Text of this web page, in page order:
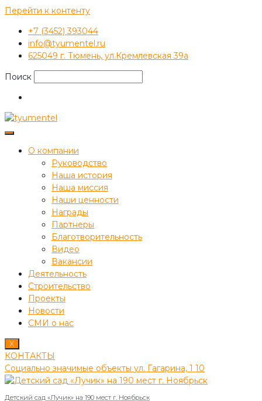
Перейти к контенту
+7 (3452) 393044
info@tyumentel.ru
625049 г. Тюмень, ул.Кремлевская 39а
Поиск
О компании
Руководство
Наша история
Наша миссия
Наши ценности
Награды
Партнеры
Благотворительность
Видео
Вакансии
Деятельность
Строительство
Проекты
Новости
СМИ о нас
X
КОНТАКТЫ
Социально значимые объекты ул. Гагарина, 1 10
Детский сад «Лучик» на 190 мест г. Ноябрьск